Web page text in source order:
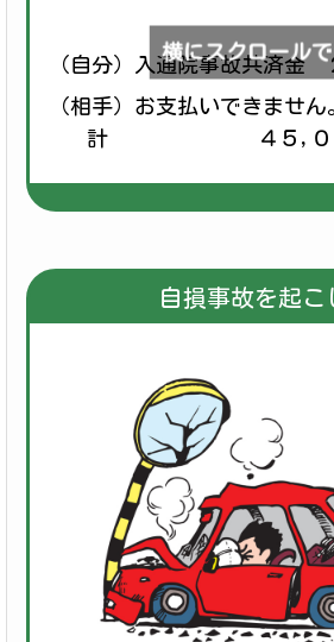
（自分）入通院事故共済
（相手）お支払いできません
計 ４５,０００円
横にスクロールで
自損事故を起こ